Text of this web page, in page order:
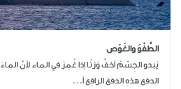
الطَّفْوُ والغَوْص
يَبدو الجِسْمُ أخفَّ وَزنًا إذا غُمِرَ في الماء لأنَّ
الدفع هذهِ الدفعَ الرافِع أ...